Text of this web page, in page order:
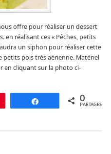
offre pour réaliser un dessert
en réalisant ces « Pêches, petits
un siphon pour réaliser cette
pois très aérienne. Matériel
en cliquant sur la photo ci-
Partagez 0
PARTAGES